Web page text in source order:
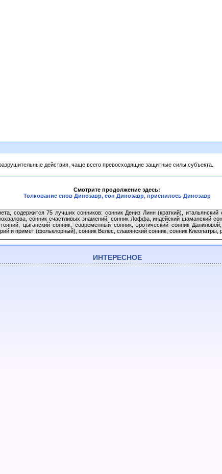
действия, чаще всего превосходящие защитные силы субъекта.
Смотрите продолжение здесь:
Толкование снов Динозавр, сон Динозавр, приснилось Динозавр
содержится 75 лучших сонников: сонник Дениз Линн (краткий),
сонник счастливых знамений, сонник Лоффа, индейский шаманский
цыганский сонник, современный сонник, эротический сонник
и примет (фольклорный), сонник Велес, славянский сонник, сонник Клеопатры,
ИНТЕРЕСНОЕ